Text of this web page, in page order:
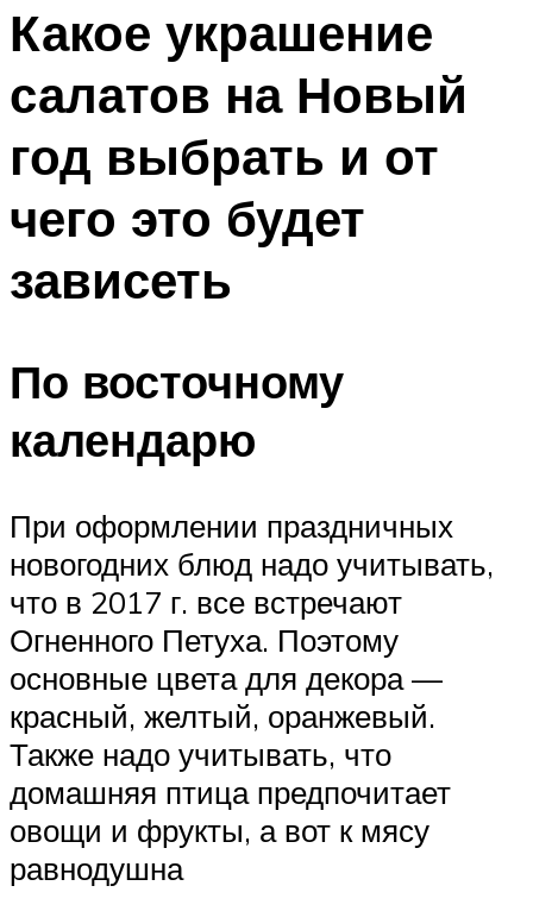
Какое украшение
салатов на Новый
год выбрать и от
чего это будет
зависеть
По восточному
календарю
При оформлении праздничных
новогодних блюд надо учитывать,
что в 2017 г. все встречают
Огненного Петуха. Поэтому
основные цвета для декора —
красный, желтый, оранжевый.
Также надо учитывать, что
домашняя птица предпочитает
овощи и фрукты, а вот к мясу
равнодушна